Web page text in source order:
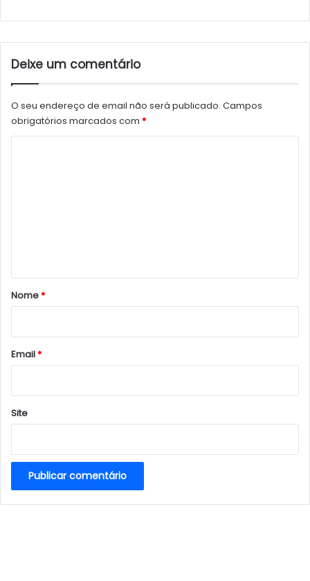
Deixe um comentário
O seu endereço de email não será publicado. Campos
obrigatórios marcados com *
r
*
Nome*
Email*
Site